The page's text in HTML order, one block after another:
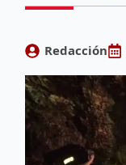
Redacción